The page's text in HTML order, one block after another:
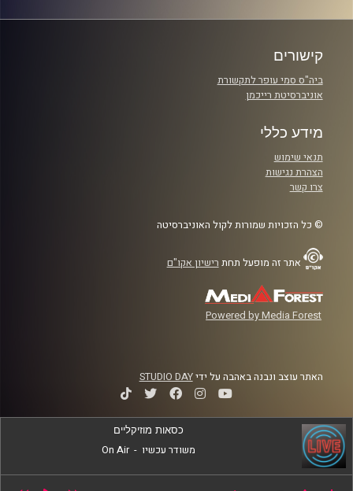
קישורים
ביה"ס סמי עופר לתקשורת
אוניברסיטת רייכמן
מידע כללי
תנאי שימוש
הצהרת נגישות
צרו קשר
© כל הזכויות שמורות לקול האוניברסיטה
אתר זה מופעל תחת רישיון אקו"ם
Powered by Media Forest
האתר עוצב ונבנה באהבה על ידיSTUDIO DAY
כסאות מוזיקליים
משודר עכשיו -
On Air